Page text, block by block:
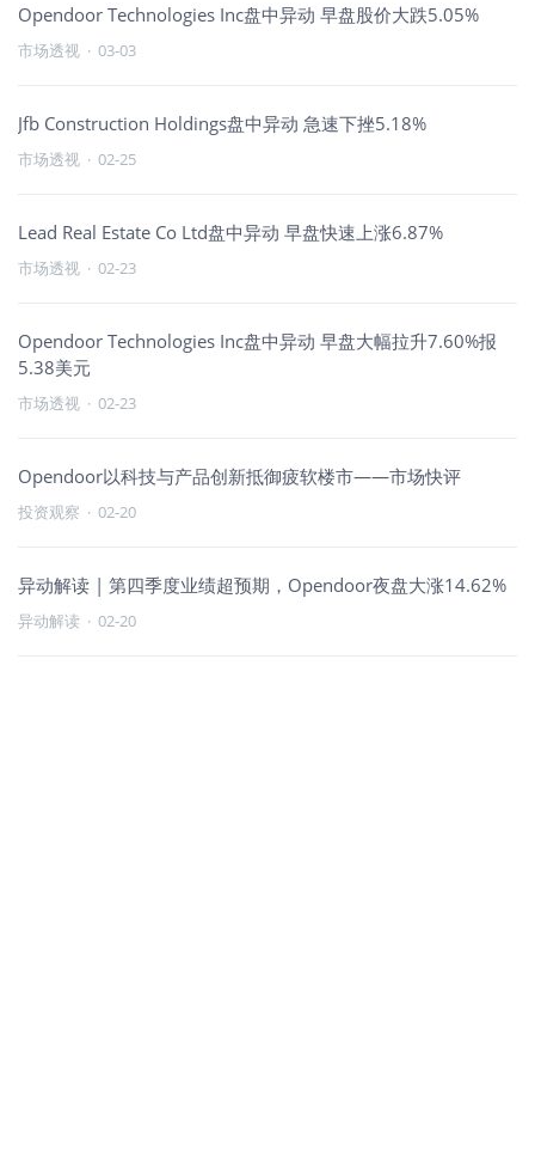
Opendoor Technologies Inc盘中异动 早盘股价大跌5.05%
市场透视 · 03-03
Jfb Construction Holdings盘中异动 急速下挫5.18%
市场透视 · 02-25
Lead Real Estate Co Ltd盘中异动 早盘快速上涨6.87%
市场透视 · 02-23
Opendoor Technologies Inc盘中异动 早盘大幅拉升7.60%报
5.38美元
市场透视 · 02-23
Opendoor以科技与产品创新抵御疲软楼市——市场快评
投资观察 · 02-20
异动解读 | 第四季度业绩超预期，Opendoor夜盘大涨14.62%
异动解读 · 02-20